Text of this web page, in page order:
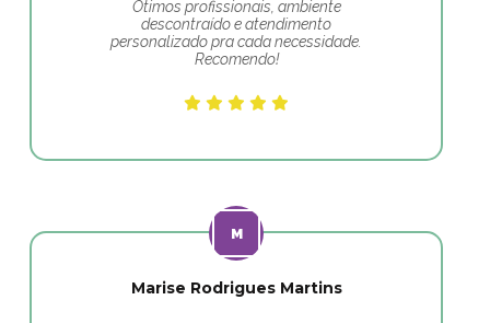
Ótimos profissionais, ambiente
descontraído e atendimento
personalizado pra cada necessidade.
Recomendo!
Marise Rodrigues Martins